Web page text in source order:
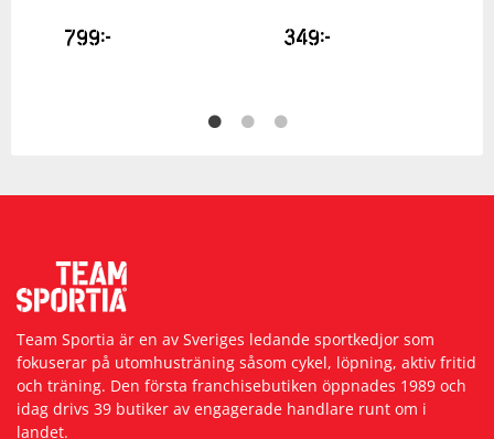
799kr 349kr
Team Sportia är en av Sveriges ledande sportkedjor som
fokuserar på utomhusträning såsom cykel, löpning, aktiv fritid
och träning. Den första franchisebutiken öppnades 1989 och
idag drivs 39 butiker av engagerade handlare runt om i
landet.